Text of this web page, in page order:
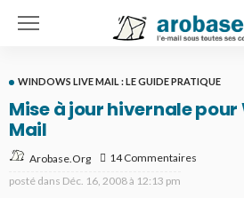
WINDOWS LIVE MAIL : LE GUIDE PRATIQUE
Mise à jour hivernale pour
Mail
Arobase.org
14 Commentaires
posté dans Déc. 16, 2008 à 12:13 pm